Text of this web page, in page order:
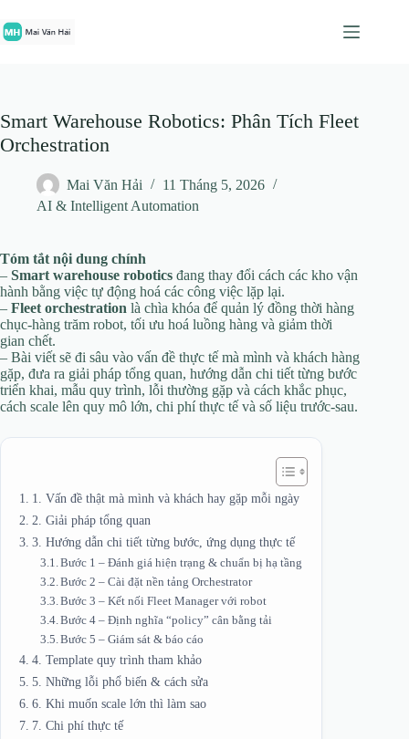
đến
phần
Smart Warehouse Robotics: Phân Tích Fleet
Orchestration
Mai Văn Hải
11 Tháng 5, 2026
AI & Intelligent Automation
Tóm tắt nội dung chính
– Smart warehouse robotics đang thay đổi cách các kho vận
hành bằng việc tự động hoá các công việc lặp lại.
– Fleet orchestration là chìa khóa để quản lý đồng thời hàng
chục‑hàng trăm robot, tối ưu hoá luồng hàng và giảm thời
gian chết.
– Bài viết sẽ đi sâu vào vấn đề thực tế mà mình và khách hàng
gặp, đưa ra giải pháp tổng quan, hướng dẫn chi tiết từng bước
triển khai, mẫu quy trình, lỗi thường gặp và cách khắc phục,
cách scale lên quy mô lớn, chi phí thực tế và số liệu trước‑sau.
1. Vấn đề thật mà mình và khách hay gặp mỗi ngày
2. Giải pháp tổng quan
3. Hướng dẫn chi tiết từng bước, ứng dụng thực tế
Bước 1 – Đánh giá hiện trạng & chuẩn bị hạ tầng
Bước 2 – Cài đặt nền tảng Orchestrator
Bước 3 – Kết nối Fleet Manager với robot
Bước 4 – Định nghĩa “policy” cân bằng tải
Bước 5 – Giám sát & báo cáo
4. Template quy trình tham khảo
5. Những lỗi phổ biến & cách sửa
6. Khi muốn scale lớn thì làm sao
7. Chi phí thực tế